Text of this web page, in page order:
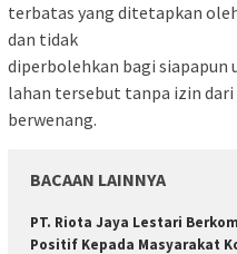
terbatas yang ditetapkan
dan tidak
diperbolehkan bagi
lahan tersebut tanpa izin
berwenang.
BACAAN LAINNYA
PT. Riota Jaya Lestari
Positif Kepada Masyarakat